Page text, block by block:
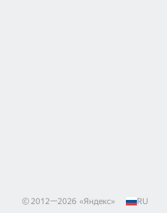
© 2012—2026 «Яндекс» RU